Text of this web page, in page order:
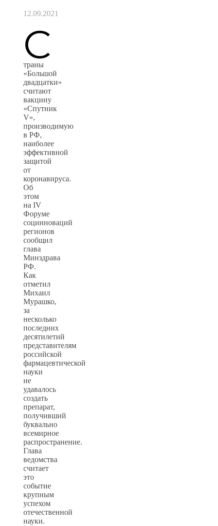
12.09.2021
С
траны
«Большой
двадцатки»
считают
вакцину
«Спутник
V»,
производимую
в РФ,
наиболее
эффективной
защитой
от
коронавируса.
Об
этом
на IV
Форуме
социнноваций
регионов
сообщил
глава
Минздрава
РФ.
Как
отметил
Михаил
Мурашко,
за
несколько
последних
десятилетий
представителям
российской
фармацевтической
науки
не
удавалось
создать
препарат,
получивший
буквально
всемирное
распространение.
Глава
ведомства
считает
это
событие
крупным
успехом
отечественной
науки.